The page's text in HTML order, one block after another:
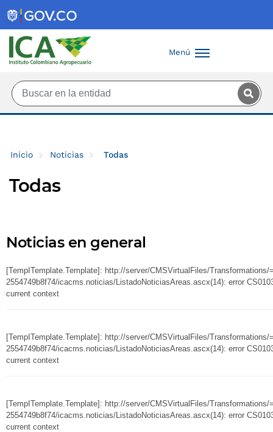
Menú
Inicio Noticias Todas
Todas
Noticias en general
[TempITemplate.Template]: http://server/CMSVirtualFiles/Transformations/
2554749b8f74/icacms.noticias/ListadoNoticiasAreas.ascx(14): error
current context
[TempITemplate.Template]: http://server/CMSVirtualFiles/Transformations/
2554749b8f74/icacms.noticias/ListadoNoticiasAreas.ascx(14): error
current context
[TempITemplate.Template]: http://server/CMSVirtualFiles/Transformations/
2554749b8f74/icacms.noticias/ListadoNoticiasAreas.ascx(14): error
current context